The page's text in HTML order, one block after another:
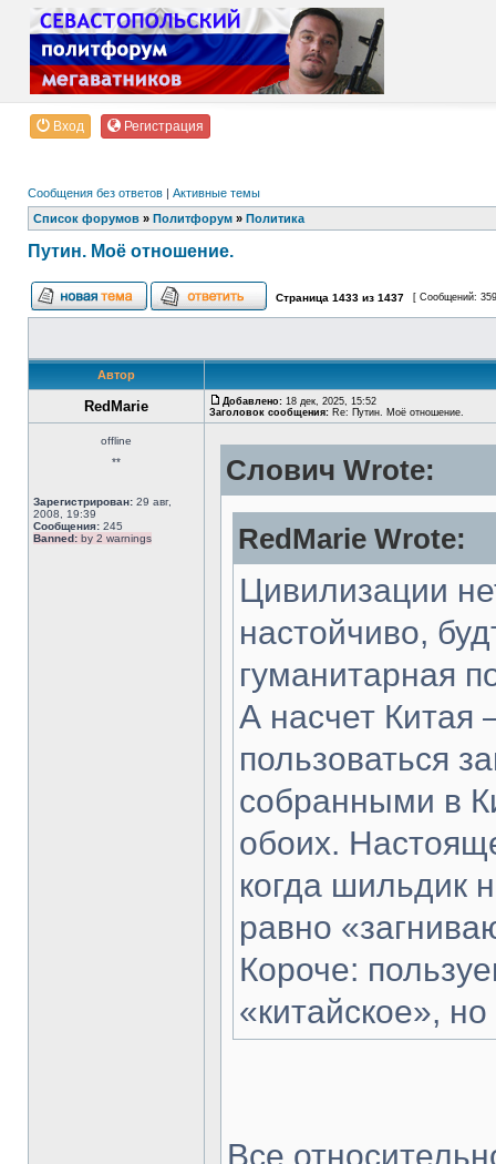
Вход Регистрация
Сообщения без ответов | Активные темы
Список форумов » Политфорум » Политика
Путин. Моё отношение.
Страница 1433 из 1437 [ Сообщений:
Автор
RedMarie Добавлено: 18 дек, 2025, 15:52
Заголовок сообщения: Re: Путин. Моё отношение.
offline
**
Зарегистрирован: 29 авг,
2008, 19:39
Сообщения: 245
Banned: by 2 warnings
Слович Wrote:
RedMarie Wrote:
Цивилизации
настойчиво,
гуманитарная
А насчет Китая
пользоваться
собранными в
обоих.
когда шильдик
равно
Короче:
«китайское»,
Все